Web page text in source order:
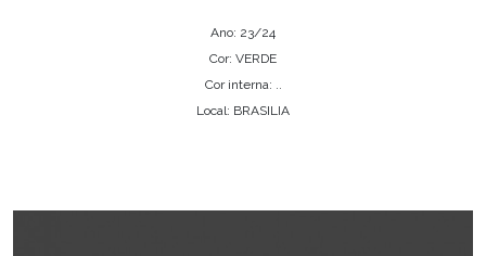
Ano: 23/24
Cor: VERDE
Cor interna: ..
Local: BRASILIA